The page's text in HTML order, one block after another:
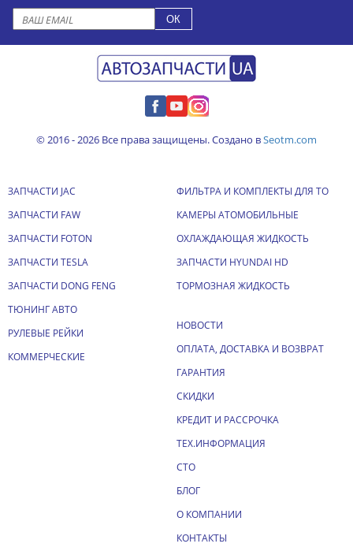
© 2016 - 2026 Все права защищены. Создано вSeotm.com
ЗАПЧАСТИ JAC
ЗАПЧАСТИ FAW
ЗАПЧАСТИ FOTON
ЗАПЧАСТИ TESLA
ЗАПЧАСТИ DONG FENG
ТЮНИНГ АВТО
РУЛЕВЫЕ РЕЙКИ
КОММЕРЧЕСКИЕ
ФИЛЬТРА И КОМПЛЕКТЫ ДЛЯ ТО
КАМЕРЫ АТОМОБИЛЬНЫЕ
ОХЛАЖДАЮЩАЯ ЖИДКОСТЬ
ЗАПЧАСТИ HYUNDAI HD
ТОРМОЗНАЯ ЖИДКОСТЬ
НОВОСТИ
ОПЛАТА, ДОСТАВКА И ВОЗВРАТ
ГАРАНТИЯ
СКИДКИ
КРЕДИТ И РАССРОЧКА
ТЕХ.ИНФОРМАЦИЯ
СТО
БЛОГ
О КОМПАНИИ
КОНТАКТЫ